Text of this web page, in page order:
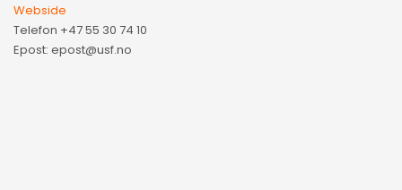
Webside
Telefon +47 55 30 74 10
Epost: epost@usf.no